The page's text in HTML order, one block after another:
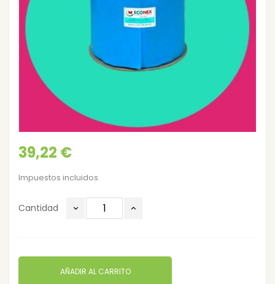
39,22 €
Impuestos incluidos
Cantidad
AÑADIR AL CARRITO